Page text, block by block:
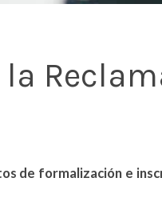
de formalización e